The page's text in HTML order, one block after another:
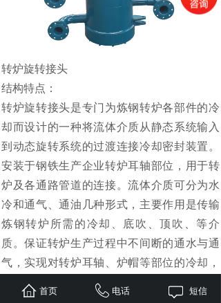
转炉旋转接头
结构特点：
转炉旋转接头是专门为炼钢转炉各部件的冷
却而设计的一种将流体介质从静态系统输入
到动态旋转系统的过渡连接冷却密封装置。
安装于钢铁生产企业转炉耳轴部位，用于转
炉及各通路管道的连接。流体介质可分为水
冷和通气、通油几种形式，主要作用是传输
炼钢转炉所需的冷却、底吹、顶吹、等介
质。保证转炉生产过程中不间断的通水与通
气，实现对转炉耳轴、炉帽等部位的冷却，
并同时对转炉进行氩（氮）气底吹及进行炉
首页 电话 短信